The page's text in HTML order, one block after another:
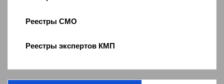
Реестры СМО
Реестры экспертов КМП